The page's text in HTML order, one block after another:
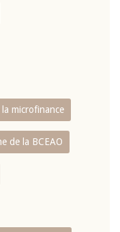
microfinance
de la BCEAO